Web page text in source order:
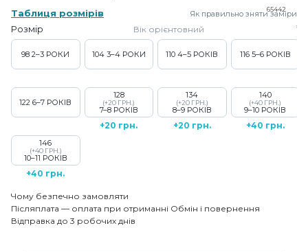
65442
Таблиця розмірів Як правильно зняти заміри
Розмір Вік орієнтовний
98 2–3 РОКИ 104 3–4 РОКИ 110 4–5 РОКІВ 116 5–6 РОКІВ
122 6–7 РОКІВ
128
(+20 ГРН.)
7–8 РОКІВ
+20 грн.
134
(+20 ГРН.)
8–9 РОКІВ
+20 грн.
140
(+40 ГРН.)
9–10 РОКІВ
+40 грн.
146
(+40 ГРН.)
10–11 РОКІВ
+40 грн.
Чому безпечно замовляти
Післяплата — оплата при отриманні Обмін і повернення
Відправка до 3 робочих днів